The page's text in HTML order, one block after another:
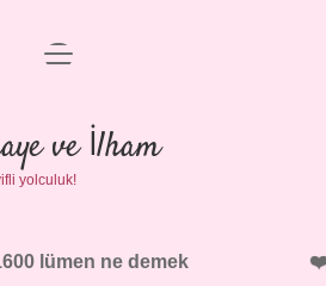
Anasayfa
Politikası
Yasal Uyarı
menüyü
ve İlham
yolculuk!
lümen ne demek